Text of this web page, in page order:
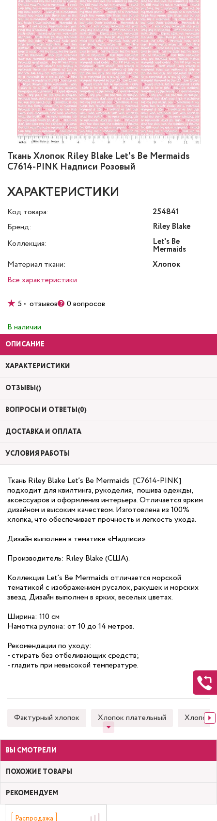
Ткань Хлопок Riley Blake Let's Be Mermaids
C7614-PINK Надписи Розовый
ХАРАКТЕРИСТИКИ
Код товара:
254841
Бренд:
Riley Blake
Коллекция:
Let's Be
Mermaids
Материал ткани:
Хлопок
Все характеристики
5 • отзывов 0 вопросов
В наличии
ОПИСАНИЕ
ХАРАКТЕРИСТИКИ
ОТЗЫВЫ()
ВОПРОСЫ И ОТВЕТЫ(0)
ДОСТАВКА И ОПЛАТА
УСЛОВИЯ РАБОТЫ
Ткань Riley Blake Let’s Be Mermaids [C7614-PINK]
подходит для квилтинга, рукоделия, пошива одежды,
аксессуаров и оформления интерьера. Отличается ярким
дизайном и высоким качеством. Изготовлена из 100%
хлопка, что обеспечивает прочность и легкость ухода.
Дизайн выполнен в тематике «Надписи».
Производитель: Riley Blake (США).
Коллекция Let’s Be Mermaids отличается морской
тематикой с изображением русалок, ракушек и морских
звезд. Дизайн выполнен в ярких, веселых цветах.
Ширина: 110 см
Намотка рулона: от 10 до 14 метров.
Рекомендации по уходу:
- стирать без отбеливающих средств;
- гладить при невысокой температуре.
Фактурный хлопок Хлопок плательный Хлопок
ВЫ СМОТРЕЛИ
ПОХОЖИЕ ТОВАРЫ
РЕКОМЕНДУЕМ
Распродажа